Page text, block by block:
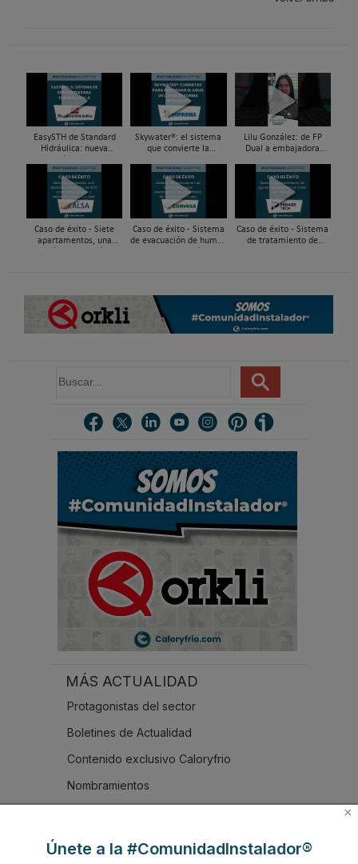
EasySTH de Standard
Hidráulica: nueva
de expansión para
tuberías PEX
Skywater®: el sistema
que convierte la
infraestructura activa de
gestión del agua...
Lilu González: de FP
Dual a embajadora
| Mecatrónica Industrial
Caso de éxito - Siete
apartamentos, una
Caso de éxito - Sistema
de evacuación de humos
Caso de éxito - Sistema
de tratamiento de
u
r
.
MÁS ACTUALIDAD
Protagonistas del sector
Boletines de Actualidad
Contenido exclusivo Caloryfrio
Nombramientos
×
Únete a la #ComunidadInstalador®